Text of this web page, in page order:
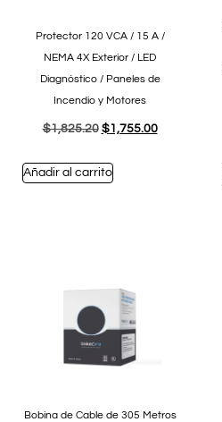
Protector 120 VCA / 15 A /
NEMA 4X Exterior / LED
Diagnóstico / Paneles de
Incendio y Motores
$1,825.20 $1,755.00
Añadir al carrito
Bobina de Cable de 305 Metros